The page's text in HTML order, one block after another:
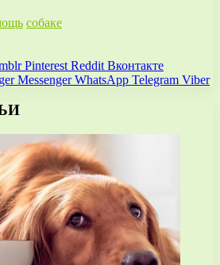
собаке
Pinterest Reddit Вконтакте
Messenger WhatsApp Telegram Viber